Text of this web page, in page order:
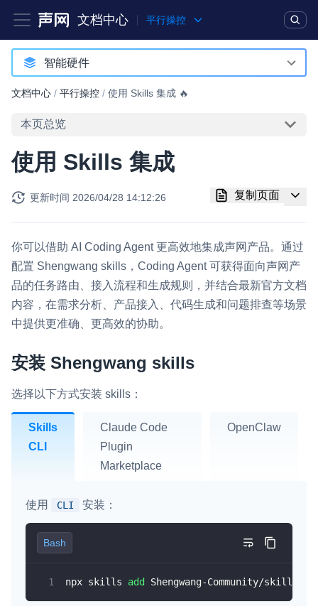
文档中心 平行操控
产品 解决方案
突破传统文字交互模式，与 AI 进行高拟真、自然流畅的实时语
扩展性和更优秀的互动效果
实时消息
一整套低延时、高并发、可扩展、高可靠的实时消息及状态同步
解决方案
一整套高可靠、低时延、高并发、安全、全球化的即时聊天云服
务。
融合 CDN 直播
对接国内外多家 CDN 供应商，提供一个整体播放体验最佳的
物的实时互动连接
实时互动扩展能力
快速实现实时的语音转写功能
智能硬件
智能硬件
文档中心 / 平行操控 / 使用 Skills 集成 🔥
本页总览
使用 Skills 集成
更新时间 2026/04/28 14:12:26 复制页面
你可以借助 AI Coding Agent 更高效地集成声网产品。通过
配置 Shengwang skills，Coding Agent 可获得面向声网产
品的任务路由、接入流程和生成规则，并结合最新官方文档
内容，在需求分析、产品接入、代码生成和问题排查等场景
中提供更准确、更高效的协助。
安装 Shengwang skills
选择以下方式安装 skills：
Skills
CLI
Claude Code
Plugin
Marketplace
OpenClaw
使用 CLI 安装：
Bash
npx skills add Shengwang-Community/skills